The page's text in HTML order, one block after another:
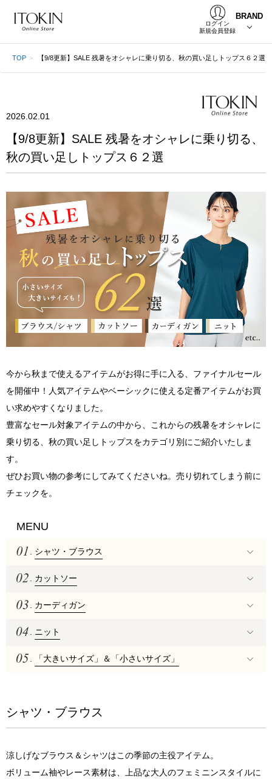
ログイン
新規会員登録
BRAND
TOP 【9/8更新】SALE 残暑をオシャレに乗り切る、秋の買い足しトップス６２選
2026.02.01
【9/8更新】SALE 残暑をオシャレに乗り切る、
秋の買い足しトップス６２選
今から秋まで使えるアイテムがお得に手に入る、ファイナルセール
を開催中！人気アイテムやベーシックに使える定番アイテムがお買
い求めやすくなりました。
豊富なセール対象アイテムの中から、これからの残暑をオシャレに
乗り切る、秋の買い足しトップスをカテゴリ別にご紹介いたしま
す。
ぜひお買い物の参考にしてみてくださいね。売り切れてしまう前に
チェックを。
MENU
シャツ・ブラウス
カットソー
カーディガン
ニット
「大きいサイズ」＆「小さいサイズ」
シャツ・ブラウス
涼しげなブラウス＆シャツはこの季節の主役アイテム。
ボリューム袖やレース素材は、上品な大人のフェミニンスタイルに